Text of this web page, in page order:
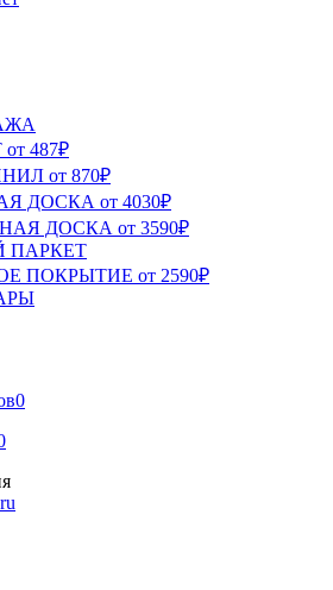
487₽
от 870₽
ДОСКА от 4030₽
ДОСКА от 3590₽
ПАРКЕТ
ПОКРЫТИЕ от 2590₽
0